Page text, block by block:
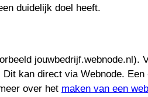
duidelijk doel heeft.
kan direct via Webnode.
over het maken van een